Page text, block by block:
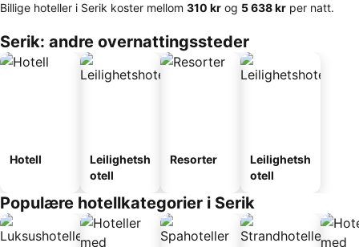
Billige hoteller i Serik koster mellom ‎310 kr og ‎5 638 kr per natt.
Serik: andre overnattingssteder
Hotell
Leilighetsh
otell
Resorter
Leilighetsh
otell
Populære hotellkategorier i Serik